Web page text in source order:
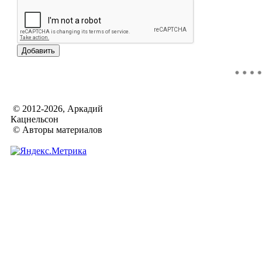
© 2012-2026, Аркадий
Кацнельсон
© Авторы материалов